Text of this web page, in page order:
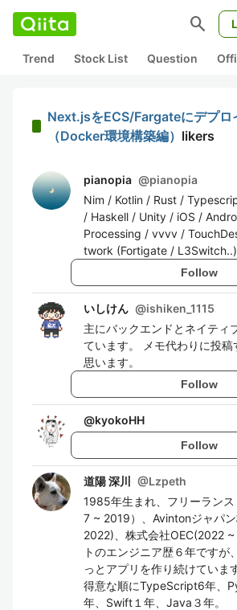
search
Trend Stock List Question
Next.jsをECS/Fargateにデプロ
（Docker環境構築編） likers
pianopia @pianopia
Nim / Kotlin / Rust /
/ Haskell / Unity / iOS /
Processing / vvvv /
twork (Fortigate /
Follow
いしけん @ishiken_1115
主にバックエンドとネイティ
ています。 メモ代わりに投稿
思います。
Follow
@kyokoHH
Follow
道陽 深川 @Lzpeth
1985年生まれ、フリーラン
7 ~ 2019）、Avintonジャパ
2022)、株式会社OEC(2022
トのエンジニア歴６年ですが
っとアプリを作り続けていま
得意な順にTypeScript6年、
年、Swift１年、Java３年。